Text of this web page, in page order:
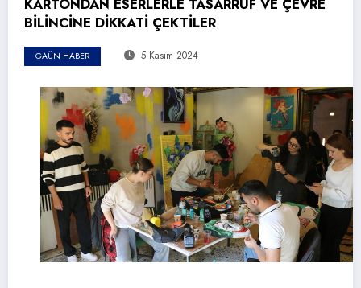
KARTONDAN ESERLERLE TASARRUF VE ÇEVRE
BİLİNCİNE DİKKATİ ÇEKTİLER
GAÜN HABER 5 Kasım 2024